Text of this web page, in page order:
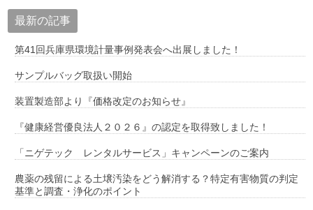
最新の記事
第41回兵庫県環境計量事例発表会へ出展しました！
サンプルバッグ取扱い開始
装置製造部より『価格改定のお知らせ』
『健康経営優良法人２０２６』の認定を取得致しました！
「ニゲテック レンタルサービス」キャンペーンのご案内
農薬の残留による土壌汚染をどう解消する？特定有害物質の判定
基準と調査・浄化のポイント